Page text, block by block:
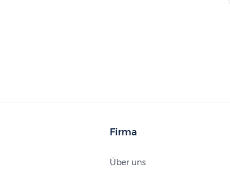
Firma
Über uns